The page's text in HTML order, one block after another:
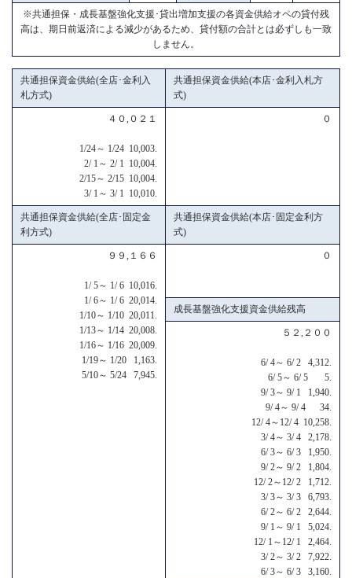
※共通担保・成長基盤強化支援･貸出増加支援の各資金供給オペの貸付残
高は、期日前返済による減少があるため、貸付額の合計とは必ずしも一致
しません。
共通担保資金供給(全店･金利入
札方式)
共通担保資金供給(本店･金利入札方
式)
４０,０２１
1/24～ 1/24 10,003.
2/ 1～ 2/ 1 10,004.
2/15～ 2/15 10,004.
3/ 1～ 3/ 1 10,010.
０
共通担保資金供給(全店･固定金
利方式)
共通担保資金供給(本店･固定金利方
式)
９９,１６６
1/ 5～ 1/ 6 10,016.
1/ 6～ 1/ 6 20,014.
1/10～ 1/10 20,011.
1/13～ 1/14 20,008.
1/16～ 1/16 20,009.
1/19～ 1/20 1,163.
5/10～ 5/24 7,945.
０
成長基盤強化支援資金供給残高
５２,２００
6/ 4～ 6/ 2 4,312.
6/ 5～ 6/ 5 5.
9/ 3～ 9/ 1 1,940.
9/ 4～ 9/ 4 34.
12/ 4～12/ 4 10,258.
3/ 4～ 3/ 4 2,178.
6/ 3～ 6/ 3 1,950.
9/ 2～ 9/ 2 1,804.
12/ 2～12/ 2 1,712.
3/ 3～ 3/ 3 6,793.
6/ 2～ 6/ 2 2,644.
9/ 1～ 9/ 1 5,024.
12/ 1～12/ 1 2,464.
3/ 2～ 3/ 2 7,922.
6/ 3～ 6/ 3 3,160.